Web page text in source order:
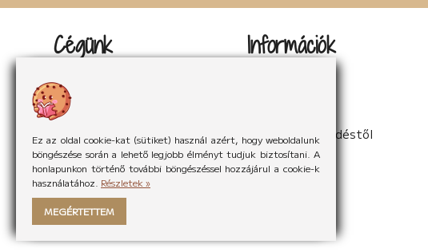
Ez az oldal cookie-kat (sütiket) használ azért, hogy weboldalunk
böngészése során a lehető legjobb élményt tudjuk biztosítani. A
honlapunkon történő további böngészéssel hozzájárul a cookie-k
használatához. Részletek »
MEGÉRTETTEM
Cégünk
Rólunk
Rólunk mondták
Hírek
Partnereink
Információk
Elállás a szerződéstől